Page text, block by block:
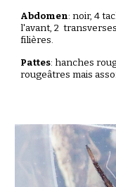
Abdomen: noir,4
l'avant, 2transverses
filières.
Pattes: hanches
rougeâtres mais